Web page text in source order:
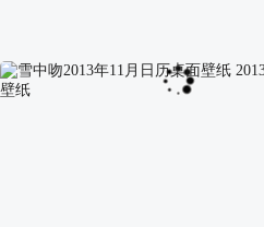
蓝色水面2024年9月电脑桌面日历壁纸